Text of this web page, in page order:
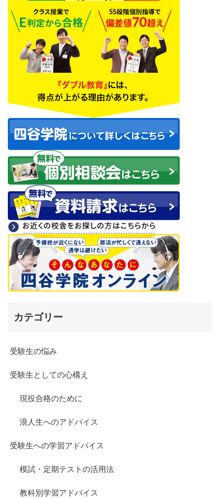
カテゴリー
受験生の悩み
受験生としての心構え
現役合格のために
浪人生へのアドバイス
受験生への学習アドバイス
模試・定期テストの活用法
教科別学習アドバイス